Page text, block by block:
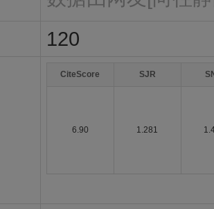
120
CiteScore SJR
6.90 1.281